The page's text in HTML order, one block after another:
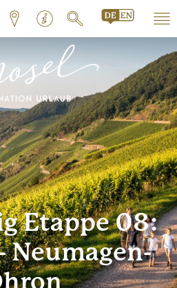
Etappe 08:
Neumagen-